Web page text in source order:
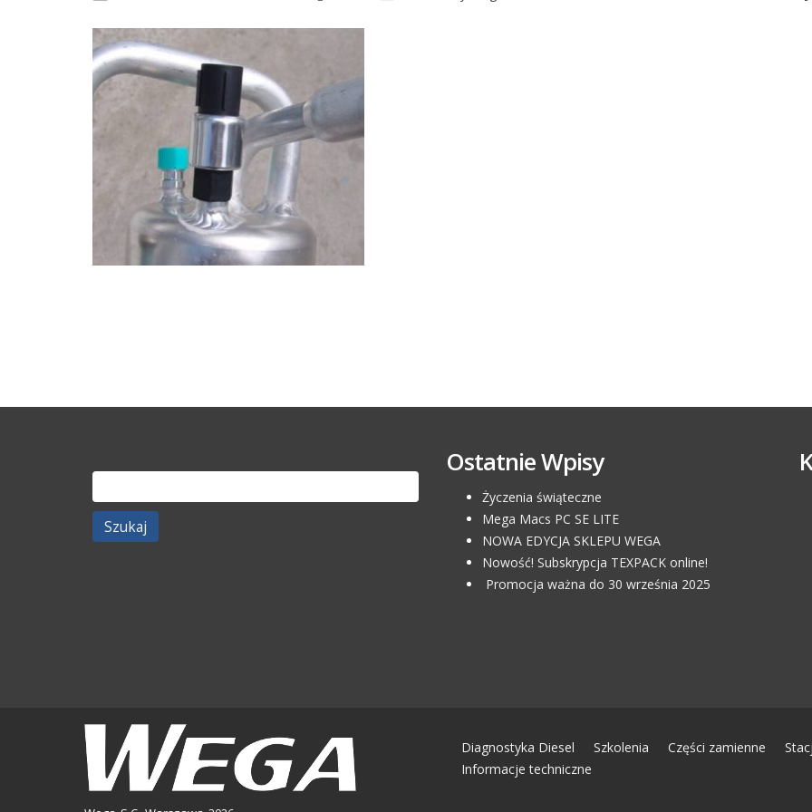
Szukaj: Ostatnie Wpisy
Życzenia świąteczne
Mega Macs PC SE LITE
NOWA EDYCJA SKLEPU WEGA
Nowość! Subskrypcja TEXPACK online!
Promocja ważna do 30 września 2025
Diagnostyka Diesel Szkolenia Części zamienne
Informacje techniczne